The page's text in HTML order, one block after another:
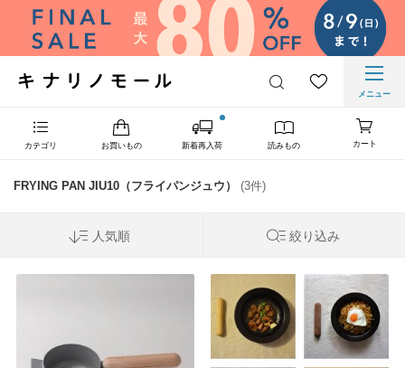
メニュー
カテゴリ お買いもの 新着再入荷 読みもの カート
FRYING PAN JIU10（フライパンジュウ） (3件)
人気順 絞り込み